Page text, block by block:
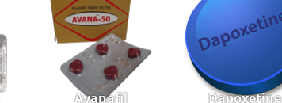
Avanafil Dapoxetine